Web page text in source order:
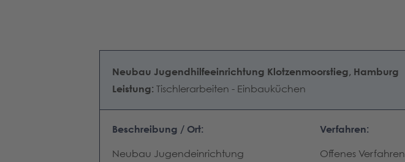
Neubau Jugendhilfeeinrichtung Klotzenmoorstieg, Hamburg
Leistung: Tischlerarbeiten - Einbauküchen
Beschreibung / Ort:
Neubau Jugendeinrichtung
Verfahren:
Offenes Verfahren